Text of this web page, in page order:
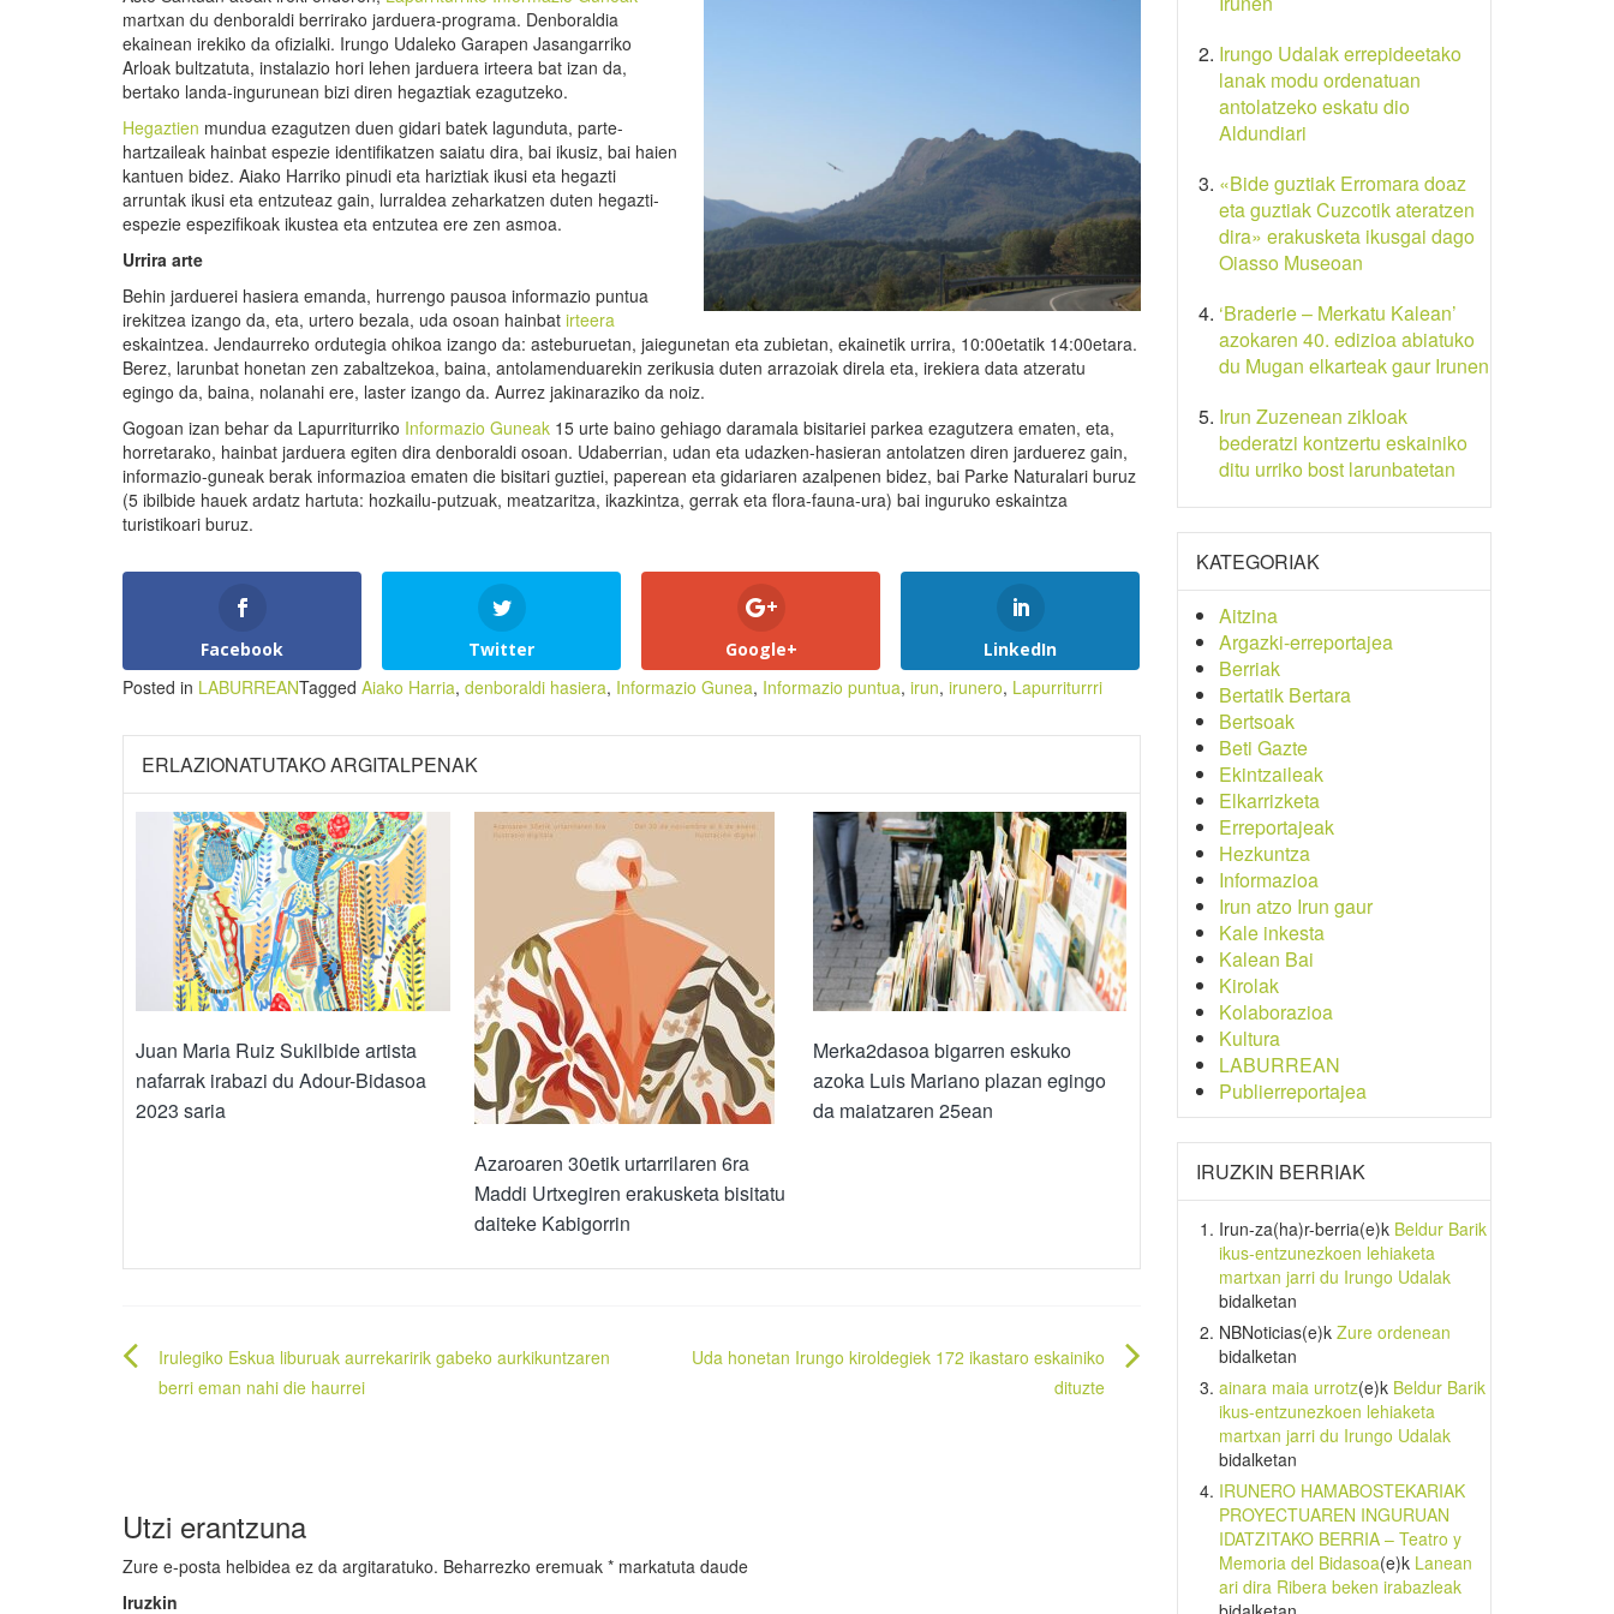
martxan du denboraldi berrirako jarduera-programa. Denboraldia
ekainean irekiko da ofizialki. Irungo Udaleko Garapen Jasangarriko
Arloak bultzatuta, instalazio hori lehen jarduera irteera bat izan da,
bertako landa-ingurunean bizi diren hegaztiak ezagutzeko.
Hegaztien mundua ezagutzen duen gidari batek lagunduta, parte-
hartzaileak hainbat espezie identifikatzen saiatu dira, bai ikusiz, bai haien
kantuen bidez. Aiako Harriko pinudi eta hariztiak ikusi eta hegazti
arruntak ikusi eta entzuteaz gain, lurraldea zeharkatzen duten hegazti-
espezie espezifikoak ikustea eta entzutea ere zen asmoa.
Urrira arte
Behin jarduerei hasiera emanda, hurrengo pausoa informazio puntua
irekitzea izango da, eta, urtero bezala, uda osoan hainbat irteera
eskaintzea. Jendaurreko ordutegia ohikoa izango da: asteburuetan, jaiegunetan eta zubietan, ekainetik urrira, 10:00etatik 14:00etara.
Berez, larunbat honetan zen zabaltzekoa, baina, antolamenduarekin zerikusia duten arrazoiak direla eta, irekiera data atzeratu
egingo da, baina, nolanahi ere, laster izango da. Aurrez jakinaraziko da noiz.
Gogoan izan behar da Lapurriturriko Informazio Guneak 15 urte baino gehiago daramala bisitariei parkea ezagutzera ematen, eta,
horretarako, hainbat jarduera egiten dira denboraldi osoan. Udaberrian, udan eta udazken-hasieran antolatzen diren jarduerez gain,
informazio-guneak berak informazioa ematen die bisitari guztiei, paperean eta gidariaren azalpenen bidez, bai Parke Naturalari buruz
(5 ibilbide hauek ardatz hartuta: hozkailu-putzuak, meatzaritza, ikazkintza, gerrak eta flora-fauna-ura) bai inguruko eskaintza
turistikoari buruz.
Facebook Twitter Google+ LinkedIn
Posted in LABURREANTagged Aiako Harria, denboraldi hasiera, Informazio Gunea, Informazio puntua, irun, irunero, Lapurriturrri
ERLAZIONATUTAKO ARGITALPENAK
Juan Maria Ruiz Sukilbide artista
nafarrak irabazi du Adour-Bidasoa
2023 saria
Azaroaren 30etik urtarrilaren 6ra
Maddi Urtxegiren erakusketa bisitatu
daiteke Kabigorrin
Merka2dasoa bigarren eskuko
azoka Luis Mariano plazan egingo
da maiatzaren 25ean
Bidalketetan
zehar
Irulegiko Eskua liburuak aurrekaririk gabeko aurkikuntzaren
berri eman nahi die haurrei
Uda honetan Irungo kiroldegiek 172 ikastaro eskainiko
dituzte
Utzi erantzuna
Zure e-posta helbidea ez da argitaratuko. Beharrezko eremuak * markatuta daude
Iruzkin
Irungo Udalak errepideetako
lanak modu ordenatuan
antolatzeko eskatu dio
Aldundiari
«Bide guztiak Erromara doaz
eta guztiak Cuzcotik ateratzen
dira» erakusketa ikusgai dago
Oiasso Museoan
‘Braderie – Merkatu Kalean’
azokaren 40. edizioa abiatuko
du Mugan elkarteak gaur Irunen
Irun Zuzenean zikloak
bederatzi kontzertu eskainiko
ditu urriko bost larunbatetan
KATEGORIAK
Aitzina
Argazki-erreportajea
Berriak
Bertatik Bertara
Bertsoak
Beti Gazte
Ekintzaileak
Elkarrizketa
Erreportajeak
Hezkuntza
Informazioa
Irun atzo Irun gaur
Kale inkesta
Kalean Bai
Kirolak
Kolaborazioa
Kultura
LABURREAN
Publierreportajea
IRUZKIN BERRIAK
Irun-za(ha)r-berria(e)k Beldur Barik
ikus-entzunezkoen lehiaketa
martxan jarri du Irungo Udalak
bidalketan
NBNoticias(e)k Zure ordenean
bidalketan
ainara maia urrotz(e)k Beldur Barik
ikus-entzunezkoen lehiaketa
martxan jarri du Irungo Udalak
bidalketan
IRUNERO HAMABOSTEKARIAK
PROYECTUAREN INGURUAN
IDATZITAKO BERRIA – Teatro y
Memoria del Bidasoa(e)k Lanean
ari dira Ribera beken irabazleak